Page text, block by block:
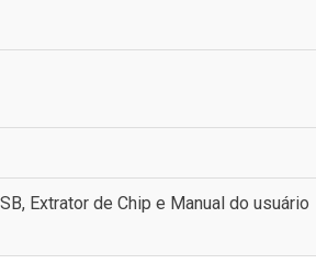
Extrator de Chip e Manual do usuário